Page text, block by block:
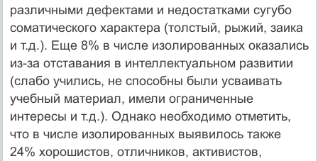
различными дефектами и недостатками сугубо
соматического характера (толстый, рыжий, заика
и т.д.). Еще 8% в числе изолированных оказались
из-за отставания в интеллектуальном развитии
(слабо учились, не способны были усваивать
учебный материал, имели ограниченные
интересы и т.д.). Однако необходимо отметить,
что в числе изолированных выявилось также
24% хорошистов, отличников, активистов,